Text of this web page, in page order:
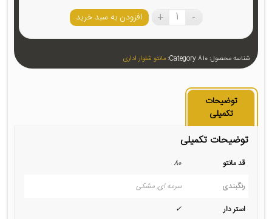
افزودن به سبد خرید
شناسه محصول:810
Category: مانتو شلوار اداری
توضیحات
تکمیلی
توضیحات تکمیلی
قد مانتو
80
رنگبندی
سرمه ای, مشکی
استر دار
✓